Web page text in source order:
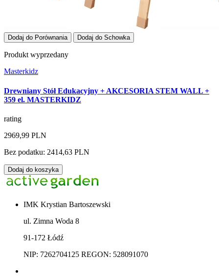
Dodaj do Porównania Dodaj do Schowka
Produkt wyprzedany
Masterkidz
Drewniany Stół Edukacyjny + AKCESORIA STEM WALL +
359 el. MASTERKIDZ
rating
2969,99 PLN
Bez podatku: 2414,63 PLN
Dodaj do koszyka
IMK Krystian Bartoszewski
ul. Zimna Woda 8
91-172 Łódź
NIP: 7262704125 REGON: 528091070